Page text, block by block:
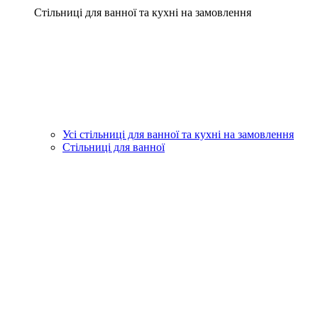
Стільниці для ванної та кухні на замовлення
Усі стільниці для ванної та кухні на замовлення
Стільниці для ванної